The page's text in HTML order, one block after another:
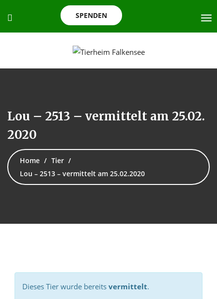
SPENDEN
Lou – 2513 – vermittelt am 25.02.
2020
Home
Tier
Lou – 2513 – vermittelt am 25.02.2020
Dieses Tier wurde bereits vermittelt.